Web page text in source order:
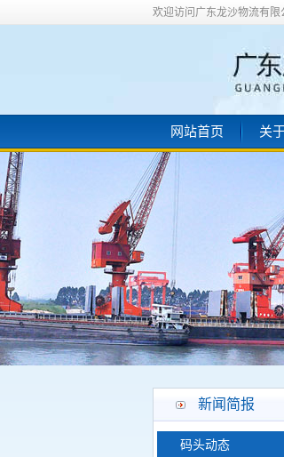
欢迎访问广东龙沙物流有限
网站首页 关
新闻简报
码头动态